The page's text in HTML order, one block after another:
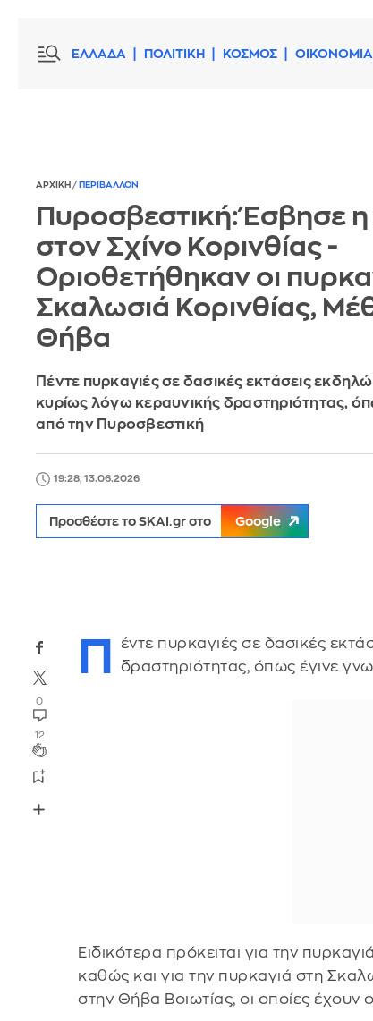
ΕΛΛΑΔΑ ΠΟΛΙΤΙΚΗ ΚΟΣΜΟΣ ΟΙΚΟΝΟΜΙΑ
ΑΡΧΙΚΗ / ΠΕΡΙΒΑΛΛΟΝ
Πυροσβεστική: Έσβησε η
στον Σχίνο Κορινθίας -
Οριοθετήθηκαν οι
Σκαλωσιά Κορινθίας,
Θήβα
Πέντε πυρκαγιές σε δασικές εκτάσεις
κυρίως λόγω κεραυνικής δραστηριότητας,
από την Πυροσβεστική
19:28, 13.06.2026
Προσθέστε το SKAI.gr στο Google
0
12
Π
έντε πυρκαγιές σε δασικές
δραστηριότητας, όπως έγινε
Ειδικότερα πρόκειται για την
καθώς και για την πυρκαγιά στη
στην Θήβα Βοιωτίας, οι οποίες έχουν